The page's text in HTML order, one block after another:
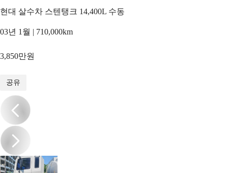
현대 살수차 스텐탱크 14,400L 수동
03년 1월 | 710,000km
3,850만원
공유
/13